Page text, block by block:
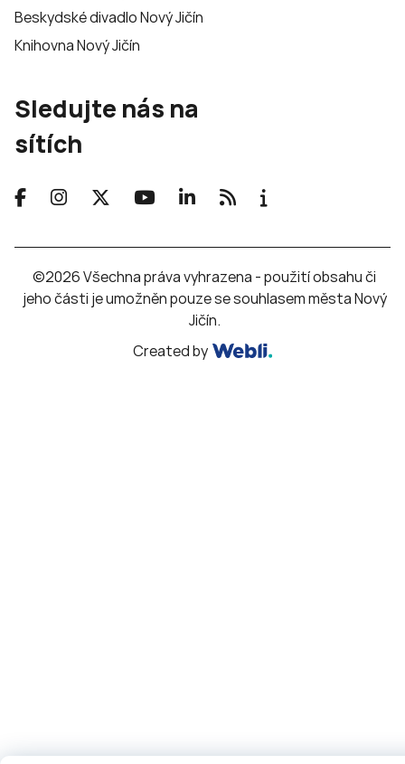
Beskydské divadlo Nový Jičín
Knihovna Nový Jičín
Sledujte nás na
sítích
©2026 Všechna práva vyhrazena - použití obsahu či
jeho části je umožněn pouze se souhlasem města Nový
Jičín.
Created by